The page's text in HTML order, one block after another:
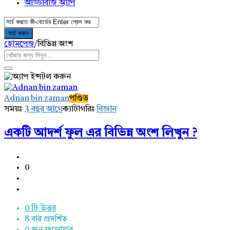
আড্ডাবাজ অ্যাপ
হোমপেজ/বিভিন্ন অংশ
AddaBuzz.net
Latest
Adnan bin zamanপণ্ডিত
সময়ঃ 3 বছর আগেক্যাটাগরিঃবিজ্ঞান
একটি আদর্শ ফুল এর বিভিন্ন অংশ লিখুন ?
0
0 টি উত্তর
8বার প্রদর্শিত